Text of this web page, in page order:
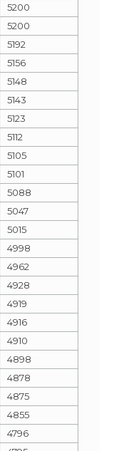
5200
5200
5192
5156
5148
5143
5123
5112
5105
5101
5088
5047
5015
4998
4962
4928
4919
4916
4910
4898
4878
4875
4855
4796